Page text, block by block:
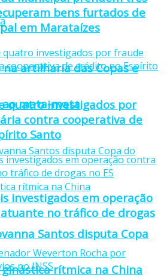
na artilharia das Copas e
mata-mata
Santos disputa Copa
rítmica na China
bens furtados de
em Marataízes
quatro investigados por
contra cooperativa de
Santo
investigados em operação
no tráfico de drogas